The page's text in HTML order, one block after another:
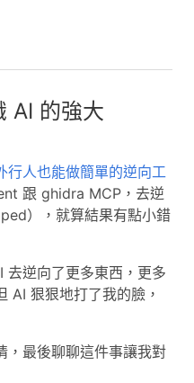
AI 的強大
行人也能做簡單的逆向工
跟 ghidra MCP，去逆
），就算結果有點小錯
去逆向了更多東西，更多
AI 狠狠地打了我的臉，
，最後聊聊這件事讓我對